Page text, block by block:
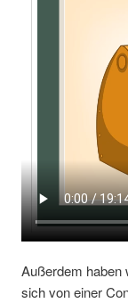
Außerdem haben
sich von einer